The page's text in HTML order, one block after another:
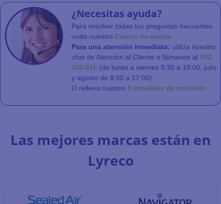
¿Necesitas ayuda?
Para resolver todas tus preguntas frecuentes
visita nuestro Centro de ayuda
Para una atención inmediata: utiliza nuestro
chat de Atención al Cliente o llámanos al 902
100 016 (de lunes a viernes 8:30 a 18:00, julio
y agosto de 8:00 a 17:00).
O rellena nuestro Formulario de contacto
Las mejores marcas están en
Lyreco